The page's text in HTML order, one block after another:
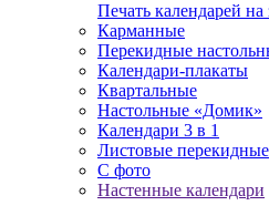
Печать календарей на
Карманные
Перекидные
Календари-плакаты
Квартальные
Настольные «Домик»
Календари 3 в 1
Листовые перекидные
С фото
Настенные календари